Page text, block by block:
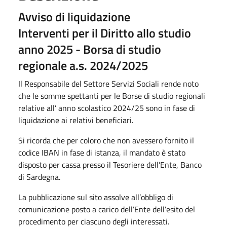
Avviso di liquidazione
Interventi per il Diritto allo studio
anno 2025 - Borsa di studio
regionale a.s. 2024/2025
Il Responsabile del Settore Servizi Sociali rende noto
che le somme spettanti per le Borse di studio regionali
relative all’ anno scolastico 2024/25 sono in fase di
liquidazione ai relativi beneficiari.
Si ricorda che per coloro che non avessero fornito il
codice IBAN in fase di istanza, il mandato è stato
disposto per cassa presso il Tesoriere dell’Ente, Banco
di Sardegna.
La pubblicazione sul sito assolve all’obbligo di
comunicazione posto a carico dell’Ente dell’esito del
procedimento per ciascuno degli interessati.